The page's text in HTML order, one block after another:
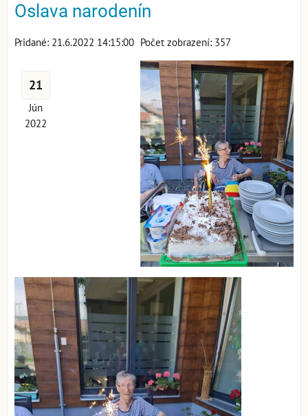
Oslava narodenín
Pridané: 21.6.2022 14:15:00 Počet zobrazení: 357
21
Jún
2022